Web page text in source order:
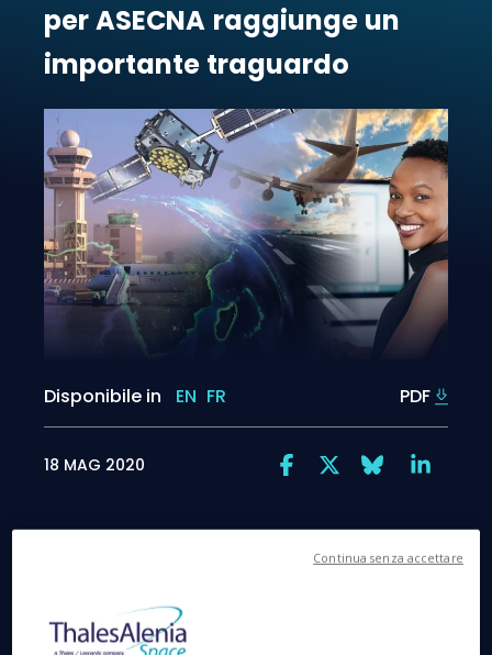
perASECNA raggiunge un
importante traguardo
Disponibile in EN FR PDF
18 MAG 2020
Thales Alenia Space e
Continua senza accettare